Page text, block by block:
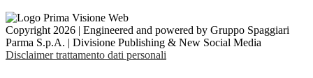
Copyright 2026 | Engineered and powered by Gruppo Spaggiari
Parma S.p.A. | Divisione Publishing & New Social Media
Disclaimer trattamento dati personali